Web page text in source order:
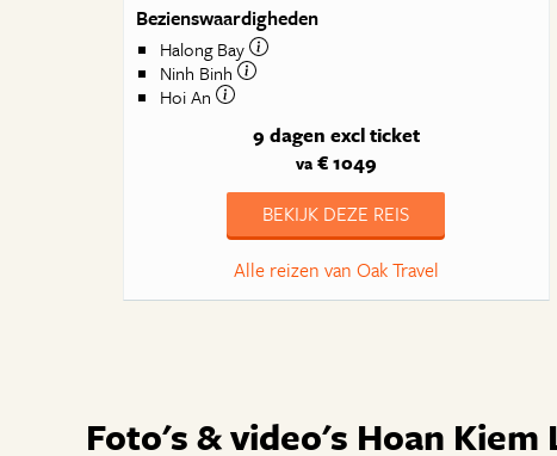
Bezienswaardigheden
Halong Bay
Ninh Binh
Hoi An
9 dagen excl ticket
va€ 1049
BEKIJK DEZE REIS
Alle reizen van Oak Travel
Foto's & video's Hoan Kiem